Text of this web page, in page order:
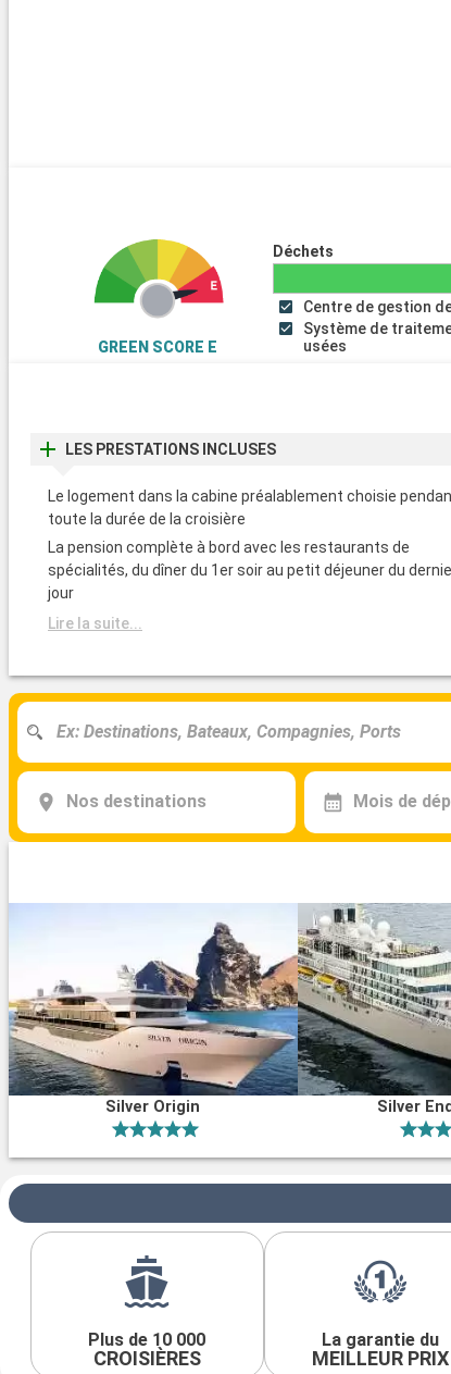
de Malte, La Valette est dotée d'un patrimoine
remparts, ses quais et son atmosphère unique aux
La Valette offre un cadre exceptionnel pour les croisières
pension complète avec activités à bord, au sein de navires
Portoferraio
Portofino
Arrivée
GREEN SCORE E
Déchets
Centre de gestion
Système de
usées
LES PRESTATIONS INCLUSES
Le logement dans la cabine préalablement choisie
toute la durée de la croisière
La pension complète à bord avec les restaurants de
spécialités, du dîner du 1er soir au petit déjeuner du
jour
Lire la suite...
Nos destinations Mois de
Silver Origin Silver
Plus de 10 000
CROISIÈRES
La garantie du
MEILLEUR PRIX